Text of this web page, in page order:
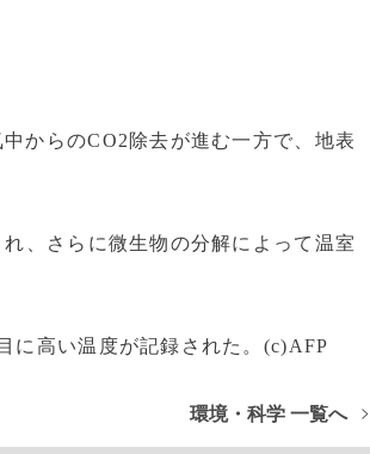
からのCO2除去が進む一方で、地表
、さらに微生物の分解によって温室
に高い温度が記録された。(c)AFP
環境・科学 一覧へ >